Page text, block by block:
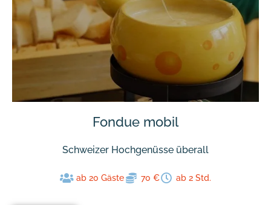
Fondue mobil
Schweizer Hochgenüsse überall
ab 20 Gäste 70 € ab 2 Std.